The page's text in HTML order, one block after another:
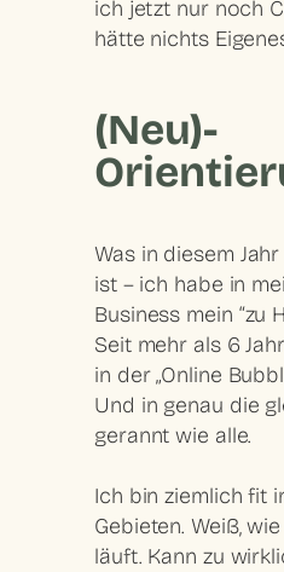
ich jetzt nur noch
hätte nichts
(Neu)-
Was in diesem
ist – ich habe in
Business mein “zu
Seit mehr als 6
in der „Online
Und in genau die
gerannt wie alle.
Ich bin ziemlich fit
Gebieten. Weiß,
läuft. Kann zu